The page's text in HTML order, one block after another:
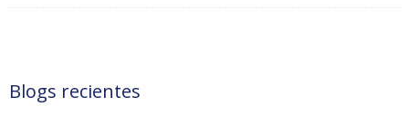
Blogs recientes